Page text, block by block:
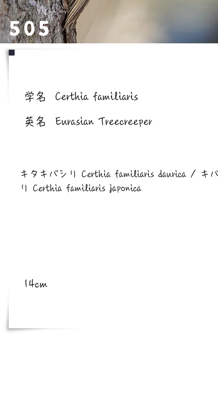
505
学名 Certhia familiaris
英名 Eurasian Treecreeper
キタキバシリ Certhia familiaris daurica / キ
リ Certhia familiaris japonica
14cm